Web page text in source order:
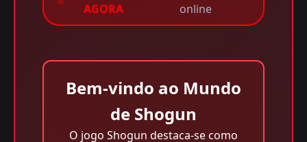
AGORA
online
Bem-vindo ao Mundo
de Shogun
O jogo Shogun destaca-se como